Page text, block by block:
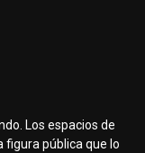
Los espacios de
figura pública que lo